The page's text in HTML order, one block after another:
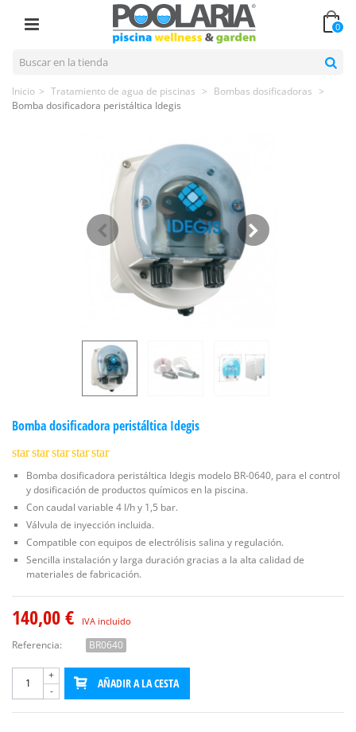
0
Inicio > Tratamiento de agua de piscinas > Bombas dosificadoras >
Bomba dosificadora peristáltica Idegis
Bomba dosificadora peristáltica Idegis
starstarstarstarstar
Bomba dosificadora peristáltica Idegis modelo BR-0640, para el control
y dosificación de productos químicos en la piscina.
Con caudal variable 4 l/h y 1,5 bar.
Válvula de inyección incluida.
Compatible con equipos de electrólisis salina y regulación.
Sencilla instalación y larga duración gracias a la alta calidad de
materiales de fabricación.
140,00 € IVA incluido
Referencia: BR0640
-
+
AÑADIR A LA CESTA